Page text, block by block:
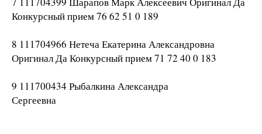
Конкурсный прием 76 62 51 0 189
8 111704966 Нетеча Екатерина Александровна
Оригинал Да Конкурсный прием 71 72 40 0 183
9 111700434 Рыбалкина Александра
Сергеевна